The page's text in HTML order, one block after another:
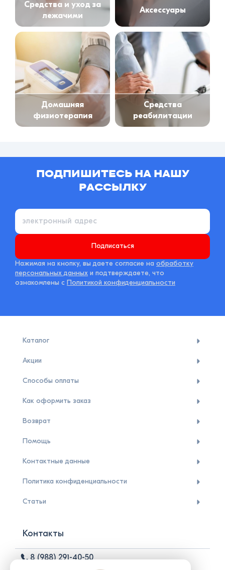
Cредства и уход за
лежачими
Аксессуары
Домашняя
физиотерапия
Средства
реабилитации
ПОДПИШИТЕСЬ НА НАШУ
РАССЫЛКУ
Подписаться
Нажимая на кнопку, вы даете согласие на обработку
персональных данных и подтверждаете, что
ознакомлены с Политикой конфиденциальности
Каталог
Акции
Способы оплаты
Как оформить заказ
Возврат
Помощь
Контактные данные
Политика конфиденциальности
Статьи
Контакты
8 (988) 291-40-50